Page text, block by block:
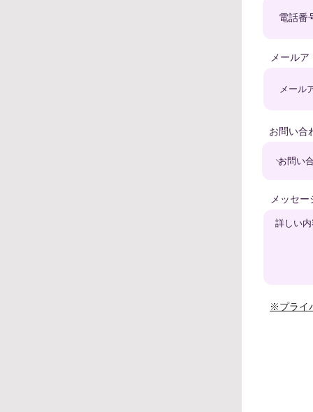
メールア
お問い合
メッセー
※プライ